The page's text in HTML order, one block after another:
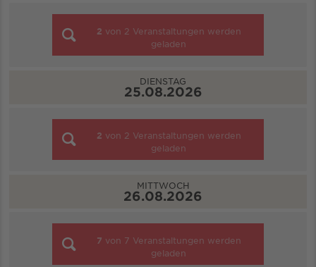
2 von 2 Veranstaltungen werden
geladen
DIENSTAG
25.08.2026
2 von 2 Veranstaltungen werden
geladen
MITTWOCH
26.08.2026
7 von 7 Veranstaltungen werden
geladen